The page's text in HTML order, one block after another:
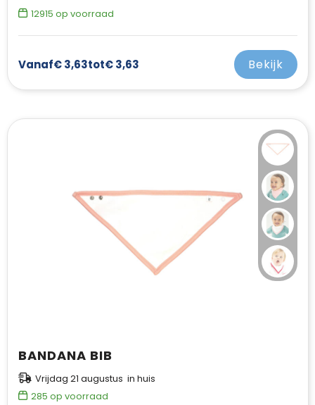
12915 op voorraad
Vanaf€ 3,63tot€ 3,63 Bekijk
BANDANA BIB
Vrijdag 21 augustus in huis
285 op voorraad